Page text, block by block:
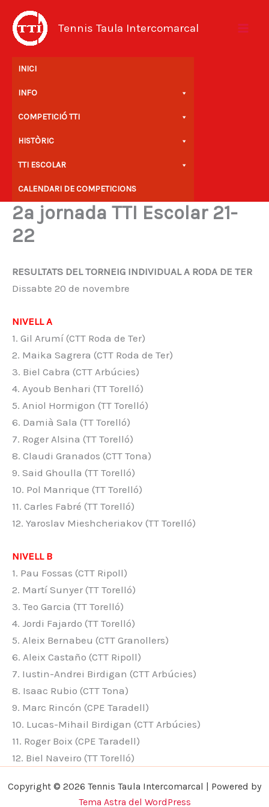
contingut
Tennis Taula Intercomarcal
INICI
INFO
COMPETICIÓ TTI
HISTÒRIC
TTI ESCOLAR
CALENDARI DE COMPETICIONS
2a jornada TTI Escolar 21-
22
RESULTATS DEL TORNEIG INDIVIDUAL A RODA DE TER
Dissabte 20 de novembre
NIVELL A
1. Gil Arumí (CTT Roda de Ter)
2. Maika Sagrera (CTT Roda de Ter)
3. Biel Cabra (CTT Arbúcies)
4. Ayoub Benhari (TT Torelló)
5. Aniol Hormigon (TT Torelló)
6. Damià Sala (TT Torelló)
7. Roger Alsina (TT Torelló)
8. Claudi Granados (CTT Tona)
9. Said Ghoulla (TT Torelló)
10. Pol Manrique (TT Torelló)
11. Carles Fabré (TT Torelló)
12. Yaroslav Mieshcheriakov (TT Torelló)
NIVELL B
1. Pau Fossas (CTT Ripoll)
2. Martí Sunyer (TT Torelló)
3. Teo Garcia (TT Torelló)
4. Jordi Fajardo (TT Torelló)
5. Aleix Bernabeu (CTT Granollers)
6. Aleix Castaño (CTT Ripoll)
7. Iustin-Andrei Birdigan (CTT Arbúcies)
8. Isaac Rubio (CTT Tona)
9. Marc Rincón (CPE Taradell)
10. Lucas-Mihail Birdigan (CTT Arbúcies)
11. Roger Boix (CPE Taradell)
12. Biel Naveiro (TT Torelló)
Copyright © 2026 Tennis Taula Intercomarcal | Powered by
Tema Astra del WordPress